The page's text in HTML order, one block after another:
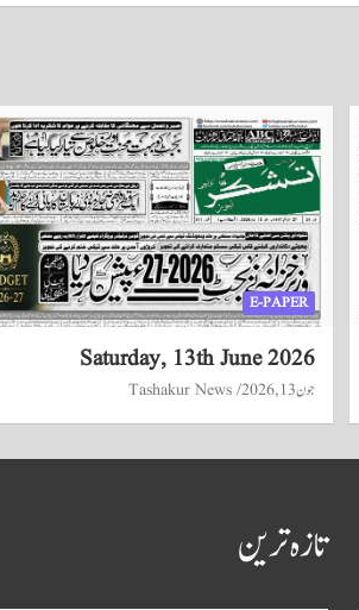
E-PAPER
Saturday, 13th June 2026
جون 13, 2026 Tashakur News
تازہ ترین